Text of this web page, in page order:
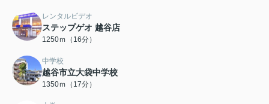
レンタルビデオ
ステップゲオ 越谷店
1250ｍ（16分）
中学校
越谷市立大袋中学校
1350ｍ（17分）